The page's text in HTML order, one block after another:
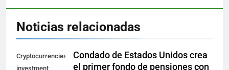
Noticias relacionadas
Cryptocurrencies
investment
Condado de Estados Unidos crea
el primer fondo de pensiones con